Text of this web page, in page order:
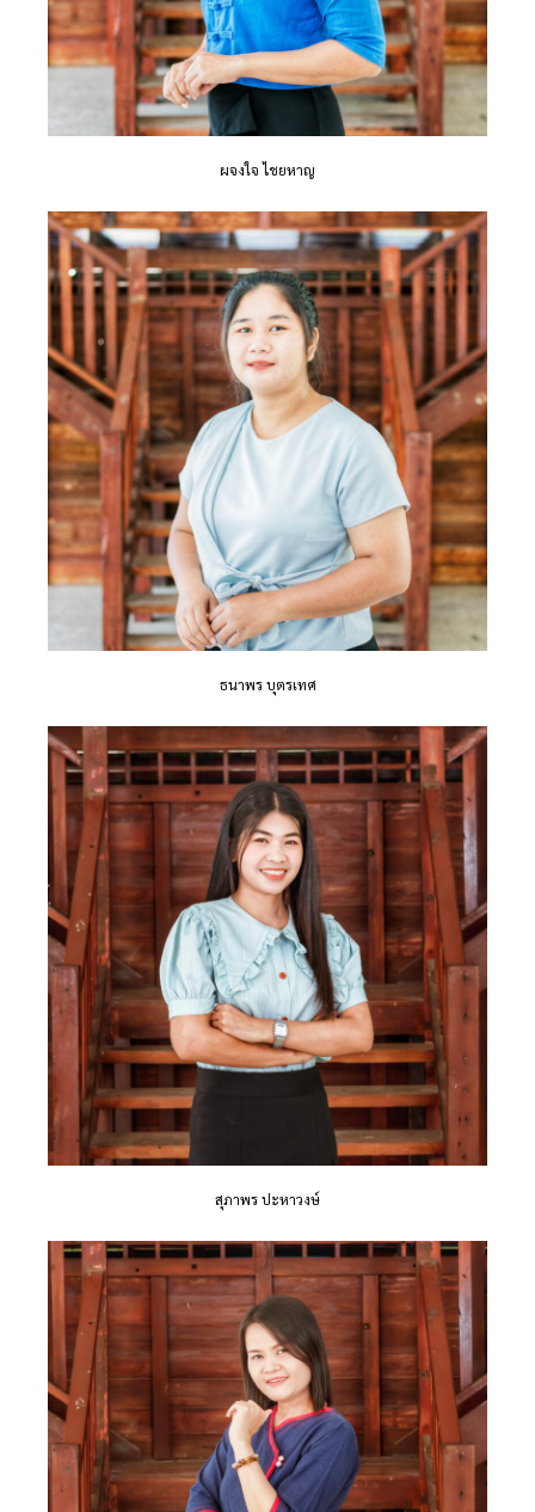
ผจงใจ ไชยหาญ
ธนาพร บุตรเทศ
สุภาพร ปะหาวงษ์